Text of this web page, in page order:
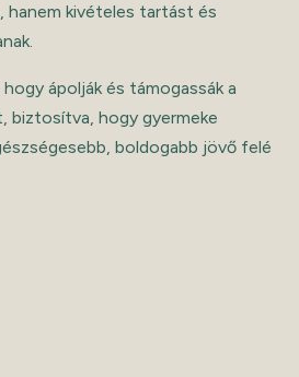
hanem kivételes tartást és
ápolják és támogassák a
biztosítva, hogy gyermeke
boldogabb jövő felé